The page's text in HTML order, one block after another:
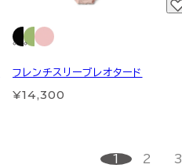
フレンチスリーブレオタード
¥14,300
1 2 3